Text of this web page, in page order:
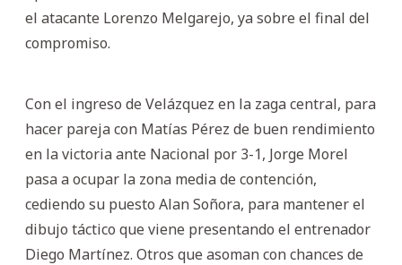
el atacante Lorenzo Melgarejo, ya sobre el final del
compromiso.
Con el ingreso de Velázquez en la zaga central, para
hacer pareja con Matías Pérez de buen rendimiento
en la victoria ante Nacional por 3-1, Jorge Morel
pasa a ocupar la zona media de contención,
cediendo su puesto Alan Soñora, para mantener el
dibujo táctico que viene presentando el entrenador
Diego Martínez. Otros que asoman con chances de